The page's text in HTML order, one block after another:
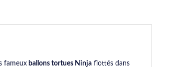
fameux ballons tortues Ninja flottés dans